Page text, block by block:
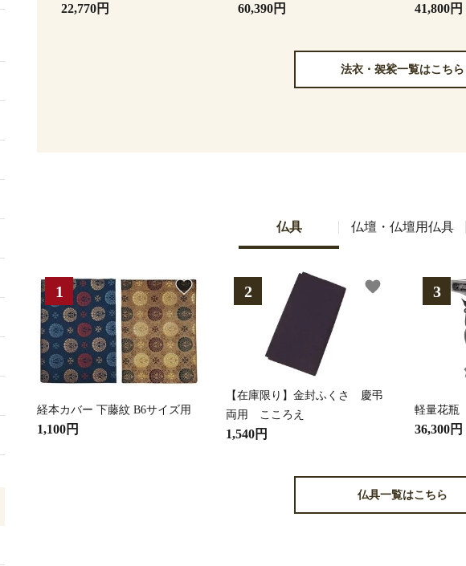
22,770円 60,390円 41,800円
法衣・袈裟一覧はこちら
仏具 仏壇・仏壇用仏具
経本カバー 下藤紋 B6サイズ用
1,100円
favorite
【在庫限り】金封ふくさ 慶弔
両用 こころえ
1,540円
favorite
軽量花
36,300円
仏具一覧はこちら